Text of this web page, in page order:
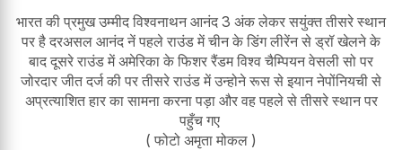
भारत की प्रमुख उम्मीद विश्वनाथन आनंद 3 अंक लेकर सयुंक्त तीसरे स्थान
पर है दरअसल आनंद नें पहले राउंड में चीन के डिंग लीरेंन से ड्रॉ खेलने के
बाद दूसरे राउंड में अमेरिका के फिशर रैंडम विश्व चैम्पियन वेसली सो पर
जोरदार जीत दर्ज की पर तीसरे राउंड में उन्होने रूस से इयान नेपोंनियची से
अप्रत्याशित हार का सामना करना पड़ा और वह पहले से तीसरे स्थान पर
पहुँच गए
( फोटो अमृता मोकल )